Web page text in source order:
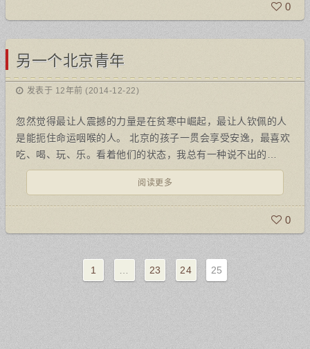
0
另一个北京青年
发表于 12年前 (2014-12-22)
忽然觉得最让人震撼的力量是在贫寒中崛起，最让人钦佩的人
是能扼住命运咽喉的人。 北京的孩子一贯会享受安逸，最喜欢
吃、喝、玩、乐。看着他们的状态，我总有一种说不出的…
阅读更多
0
1 23 24 25